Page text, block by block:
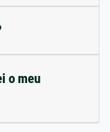
o meu